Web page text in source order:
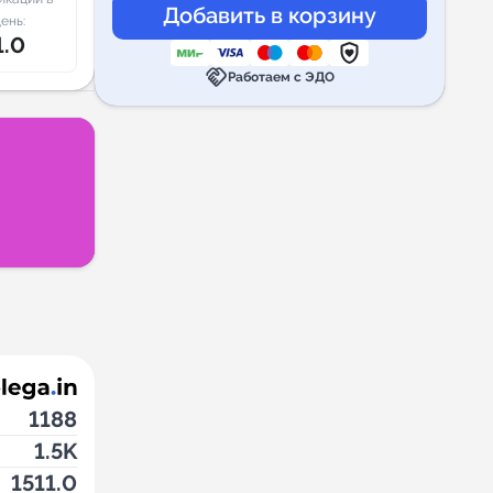
1188
1.5K
1511.0
handshakeРаботаем с ЭДО